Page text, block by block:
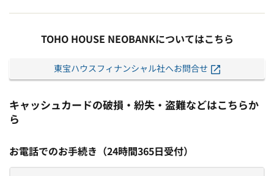
TOHO HOUSE NEOBANKについてはこちら
東宝ハウスフィナンシャル社へお問合せ
キャッシュカードの破損・紛失・盗難などはこちらか
ら
お電話でのお手続き（24時間365日受付）